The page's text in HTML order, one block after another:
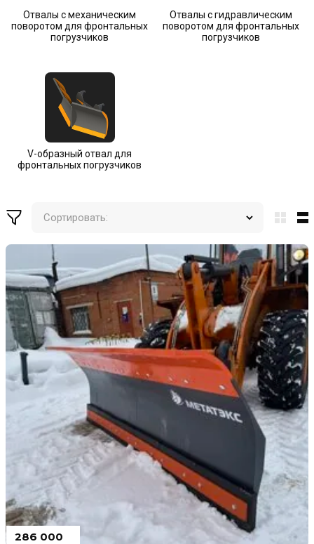
Отвалы с механическим
поворотом для фронтальных
погрузчиков
Отвалы с гидравлическим
поворотом для фронтальных
погрузчиков
V-образный отвал для
фронтальных погрузчиков
Сортировать:
286 000